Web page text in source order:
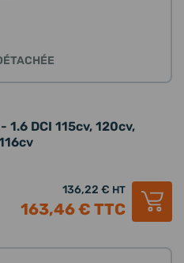
DCI 115cv, 120cv,
136,22 € HT
163,46 € TTC